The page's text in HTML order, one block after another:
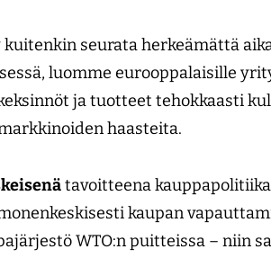
seurata herkeämättä
luomme eurooppalaisille
ja tuotteet tehokkaasti
haasteita.
tavoitteena
kaupan
WTO:n puitteissa – niin